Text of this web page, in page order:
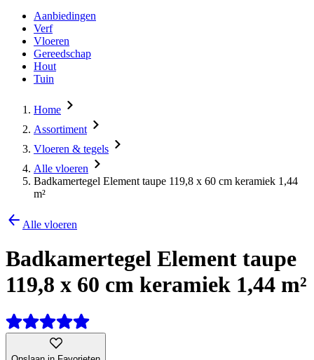
Aanbiedingen
Verf
Vloeren
Gereedschap
Hout
Tuin
Home
Assortiment
Vloeren & tegels
Alle vloeren
Badkamertegel Element taupe 119,8 x 60 cm keramiek 1,44
m²
Alle vloeren
Badkamertegel Element taupe
119,8 x 60 cm keramiek 1,44 m²